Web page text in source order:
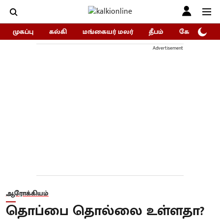
முகப்பு கல்கி மங்கையர் மலர் தீபம் கோகுலம்/
Advertisement
ஆரோக்கியம்
தொப்பை தொல்லை உள்ளதா?